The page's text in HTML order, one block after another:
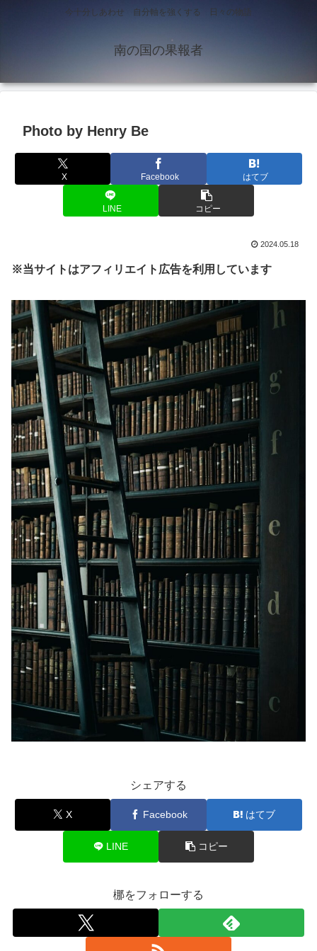
今十分しあわせ 自分軸を強くする 日々の物語
南の国の果報者
Photo by Henry Be
X Facebook はてブ
LINE コピー
2024.05.18
※当サイトはアフィリエイト広告を利用しています
シェアする
X Facebook はてブ
LINE コピー
梛をフォローする